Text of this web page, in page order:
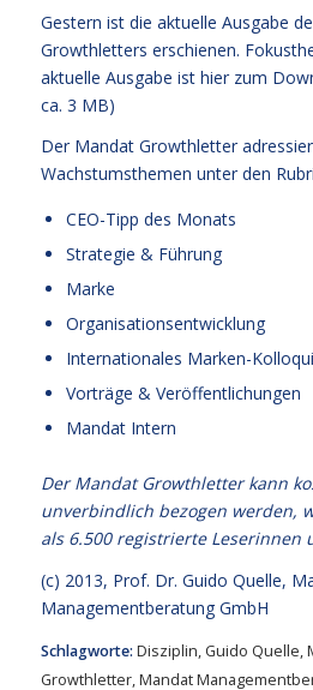
Gestern ist die aktuelle Ausgabe
Growthletters erschienen.
aktuelle Ausgabe ist hier zum
ca. 3 MB)
Der Mandat Growthletter
Wachstumsthemen unter den
CEO-Tipp des Monats
Strategie & Führung
Marke
Organisationsentwicklung
Internationales Marken-
Vorträge & Veröffentlichungen
Mandat Intern
Der Mandat Growthletter kann
unverbindlich bezogen werden,
als 6.500 registrierte Leserinnen
(c) 2013, Prof. Dr. Guido Quelle,
Managementberatung GmbH
Schlagworte: Disziplin, Guido Quelle,
Growthletter,Mandat